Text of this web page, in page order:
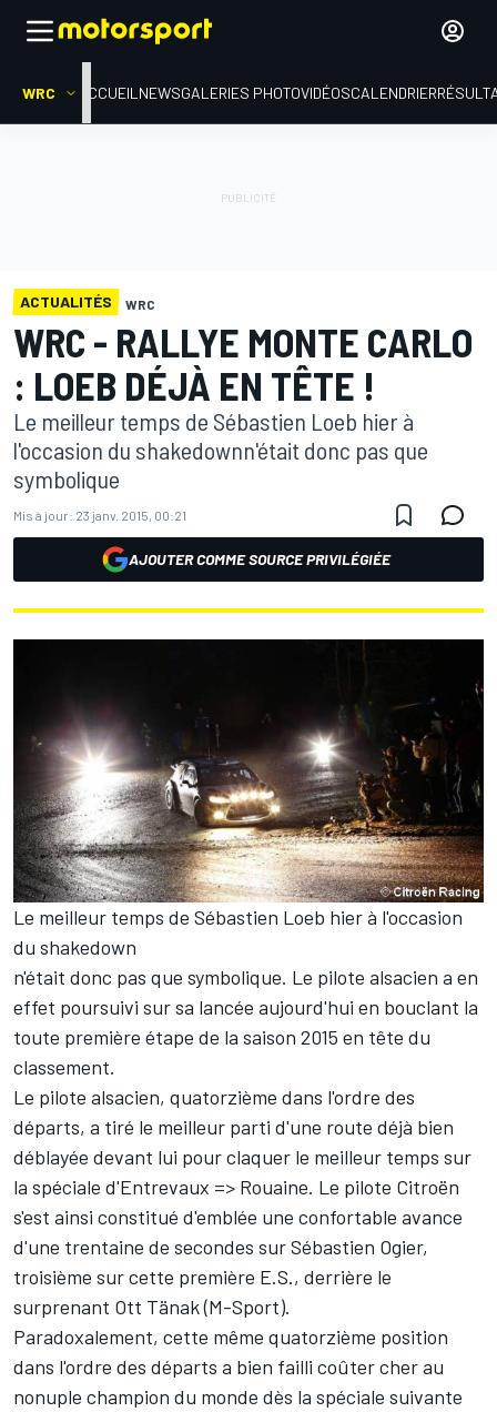
WRC ACCUEIL NEWSGALERIES PHOTOVIDÉOSCALENDRIER
ACTUALITÉS WRC
WRC - RALLYE MONTE CARLO
: LOEB DÉJÀ EN TÊTE !
Le meilleur temps de Sébastien Loeb hier à
l'occasion du shakedownn'était donc pas que
symbolique
Mis à jour: 23 janv. 2015, 00:21
AJOUTER COMME SOURCE PRIVILÉGIÉE
Le meilleur temps de Sébastien Loeb hier à l'occasion
du shakedown
n'était donc pas que symbolique. Le pilote alsacien a en
effet poursuivi sur sa lancée aujourd'hui en bouclant la
toute première étape de la saison 2015 en tête du
classement.
Le pilote alsacien, quatorzième dans l'ordre des
départs, a tiré le meilleur parti d'une route déjà bien
déblayée devant lui pour claquer le meilleur temps sur
la spéciale d'Entrevaux => Rouaine. Le pilote Citroën
s'est ainsi constitué d'emblée une confortable avance
d'une trentaine de secondes sur Sébastien Ogier,
troisième sur cette première E.S., derrière le
surprenant Ott Tänak (M-Sport).
Paradoxalement, cette même quatorzième position
dans l'ordre des départs a bien failli coûter cher au
nonuple champion du monde dès la spéciale suivante